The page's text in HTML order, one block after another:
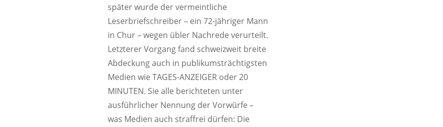
später wurde der vermeintliche
Leserbriefschreiber – ein 72-jähriger Mann
in Chur – wegen übler Nachrede verurteilt.
Letzterer Vorgang fand schweizweit breite
Abdeckung auch in publikumsträchtigsten
Medien wie TAGES-ANZEIGER oder 20
MINUTEN. Sie alle berichteten unter
ausführlicher Nennung der Vorwürfe –
was Medien auch straffrei dürfen: Die